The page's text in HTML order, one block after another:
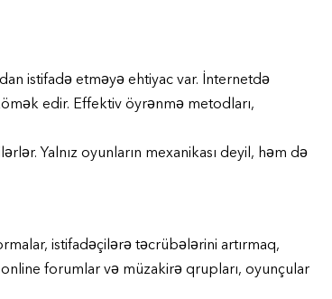
istifadə etməyə ehtiyac var. İnternetdə
edir. Effektiv öyrənmə metodları,
Yalnız oyunların mexanikası deyil, həm də
istifadəçilərə təcrübələrini artırmaq,
online forumlar və müzakirə qrupları, oyunçular